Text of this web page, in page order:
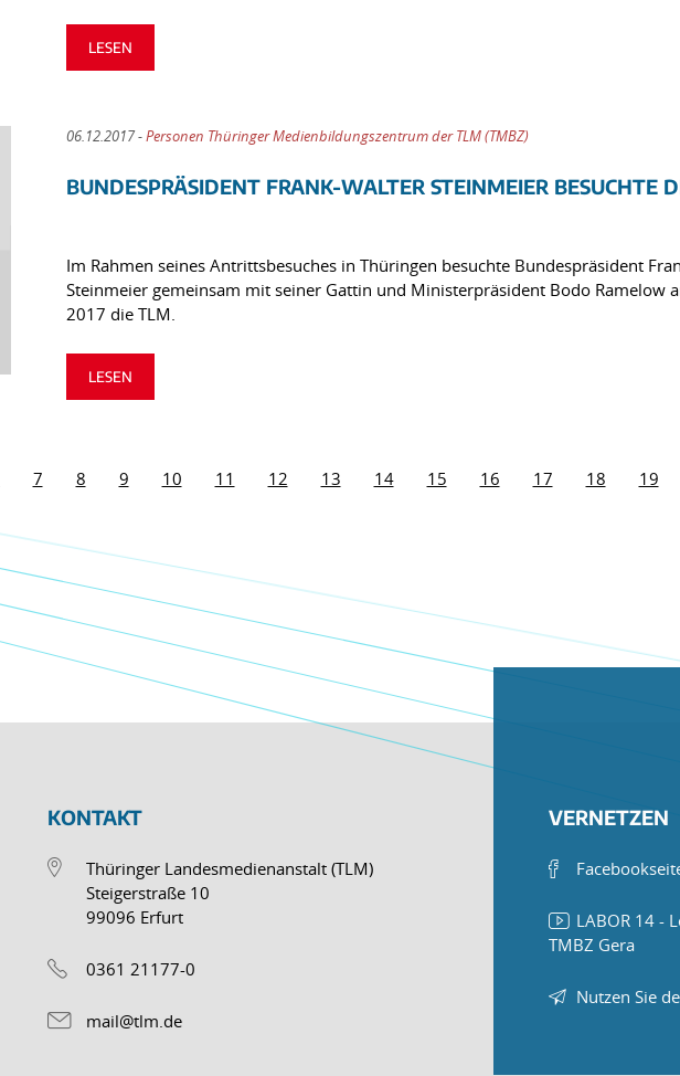
LESEN
06.12.2017 -Personen Thüringer Medienbildungszentrum der TLM (TMBZ)
BUNDESPRÄSIDENT FRANK-WALTER STEINMEIER BESUCHTE
Im Rahmen seines Antrittsbesuches in Thüringen besuchte Bundespräsident
Steinmeier gemeinsam mit seiner Gattin und Ministerpräsident Bodo Ramelow
2017 die TLM.
LESEN
7 8 9 10 11 12 13 14 15 16 17 18 19
KONTAKT
Thüringer Landesmedienanstalt (TLM)
Steigerstraße 10
99096 Erfurt
0361 21177-0
mail@tlm.de
VERNETZEN
LABOR 14 -
TMBZ Gera
Nutzen Sie